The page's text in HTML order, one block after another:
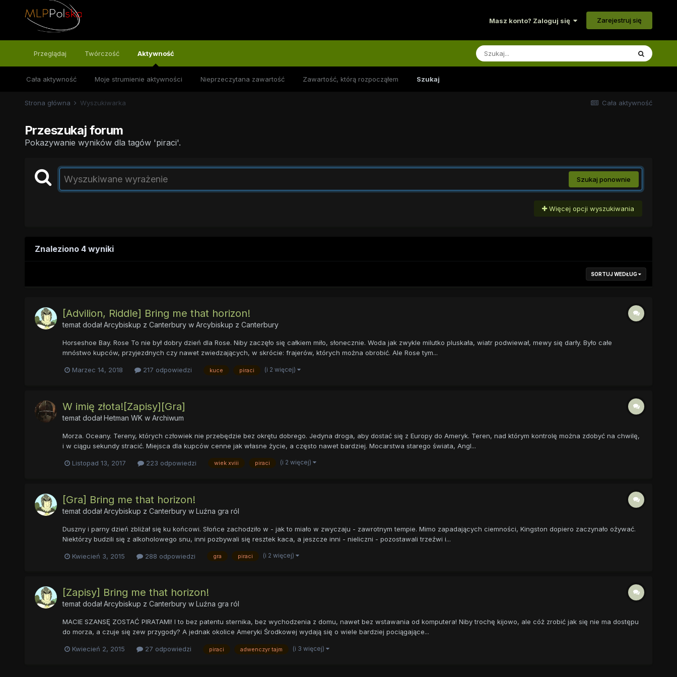
Masz konto? Zaloguj się Zarejestruj się
Przeglądaj Twórczość Aktywność
Cała aktywność Moje strumienie aktywności Nieprzeczytana zawartość Zawartość, którą rozpocząłem Szukaj
Cała aktywność
Strona główna Wyszukiwarka
Przeszukaj forum
Pokazywanie wyników dla tagów 'piraci'.
Szukaj ponownie
Więcej opcji wyszukiwania
Znaleziono 4 wyniki
SORTUJ WEDŁUG
[Advilion, Riddle] Bring me that horizon!
temat dodałArcybiskup z Canterburyw Arcybiskup z Canterbury
Horseshoe Bay. Rose To nie był dobry dzień dla Rose. Niby zaczęło się całkiem miło, słonecznie. Woda jak zwykle milutko pluskała, wiatr podwiewał, mewy się darły. Było całe
mnóstwo kupców, przyjezdnych czy nawet zwiedzających, w skrócie: frajerów, których można obrobić. Ale Rose tym...
Marzec 14, 2018 217 odpowiedzi kuce piraci (i 2 więcej)
W imię złota![Zapisy][Gra]
temat dodałHetman WKw Archiwum
Morza. Oceany. Tereny, których człowiek nie przebędzie bez okrętu dobrego. Jedyna droga, aby dostać się z Europy do Ameryk. Teren, nad którym kontrolę można zdobyć na chwilę,
i w ciągu sekundy stracić. Miejsca dla kupców cenne jak własne życie, a często nawet bardziej. Mocarstwa starego świata, Angl...
Listopad 13, 2017 223 odpowiedzi wiek xviii piraci (i 2 więcej)
[Gra] Bring me that horizon!
temat dodałArcybiskup z Canterburyw Luźna gra ról
Duszny i parny dzień zbliżał się ku końcowi. Słońce zachodziło w - jak to miało w zwyczaju - zawrotnym tempie. Mimo zapadających ciemności, Kingston dopiero zaczynało ożywać.
Niektórzy budzili się z alkoholowego snu, inni pozbywali się resztek kaca, a jeszcze inni - nieliczni - pozostawali trzeźwi i...
Kwiecień 3, 2015 288 odpowiedzi gra piraci (i 2 więcej)
[Zapisy] Bring me that horizon!
temat dodałArcybiskup z Canterburyw Luźna gra ról
MACIE SZANSĘ ZOSTAĆ PIRATAMI! I to bez patentu sternika, bez wychodzenia z domu, nawet bez wstawania od komputera! Niby trochę kijowo, ale cóż zrobić jak się nie ma dostępu
do morza, a czuje się zew przygody? A jednak okolice Ameryki Środkowej wydają się o wiele bardziej pociągające...
Kwiecień 2, 2015 27 odpowiedzi piraci adwenczyr tajm (i 3 więcej)